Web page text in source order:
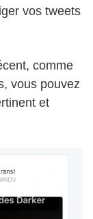
vos tweets
comme
vous pouvez
et